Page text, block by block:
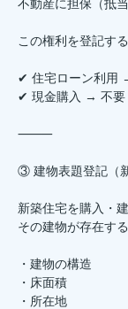
不動産に担保（抵
この権利を登記す
✔ 住宅ローン利用
✔ 現金購入 → 不要
⸻
③ 建物表題登記（
新築住宅を購入・
その建物が存在す
・建物の構造
・床面積
・所在地